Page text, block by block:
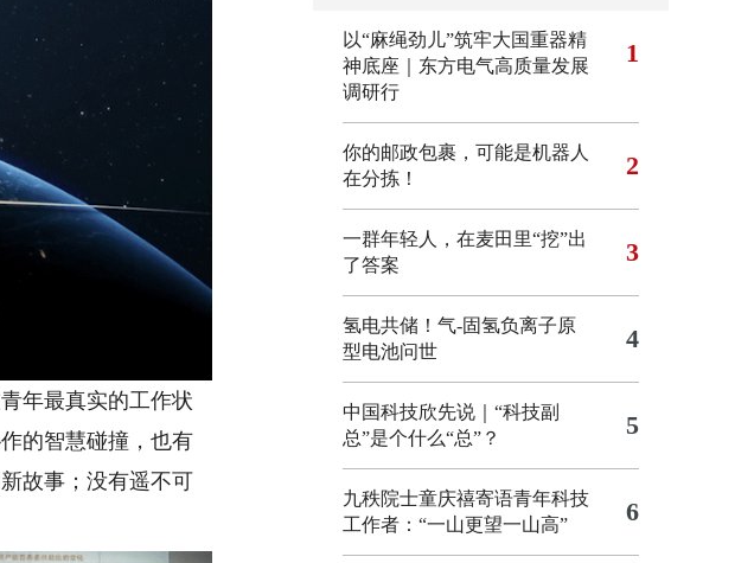
年最真实的工作状
的智慧碰撞，也有
故事；没有遥不可
以“麻绳劲儿”筑牢大国重器精
神底座｜东方电气高质量发展
调研行
1
你的邮政包裹，可能是机器人
在分拣！
2
一群年轻人，在麦田里“挖”出
了答案
3
氢电共储！气-固氢负离子原
型电池问世
4
中国科技欣先说｜“科技副
总”是个什么“总”？
5
九秩院士童庆禧寄语青年科技
工作者：“一山更望一山高”
6